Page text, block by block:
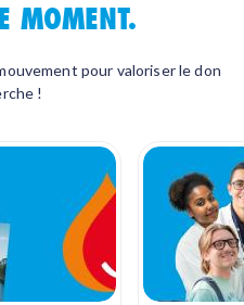
MOMENT.
pour valoriser le don
!